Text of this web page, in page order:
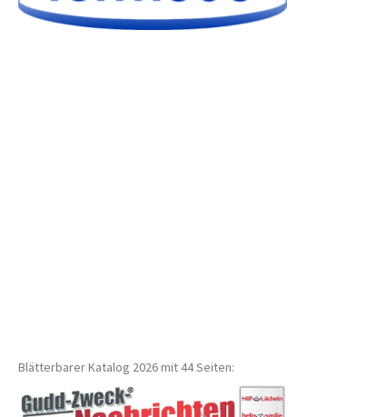
Blätterbarer Katalog 2026 mit 44 Seiten: